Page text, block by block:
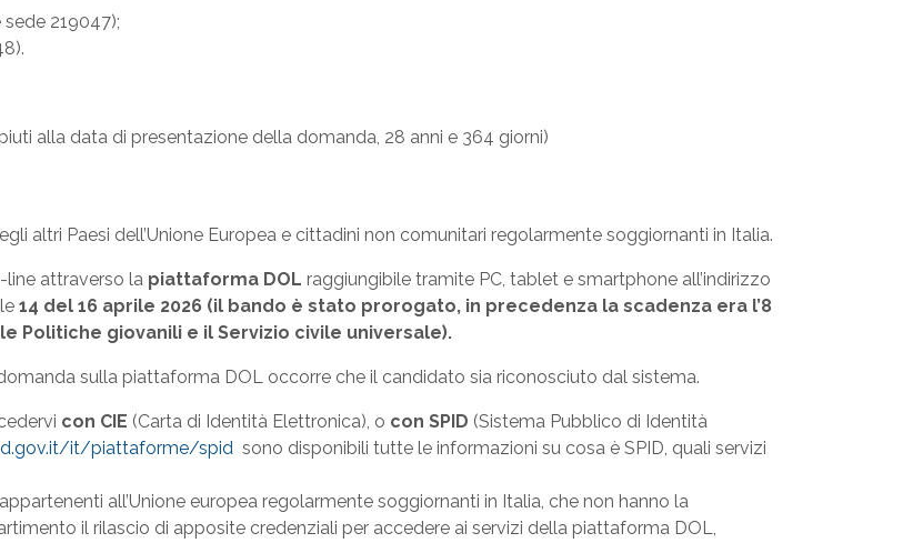
219047);
alla data di presentazione della domanda, 28 anni e 364 giorni)
altri Paesi dell’Unione Europea e cittadini non comunitari regolarmente soggiornanti in Italia.
line attraverso la piattaforma DOL raggiungibile tramite PC, tablet e smartphone all’indirizzo
14 del 16 aprile 2026 (il bando è stato prorogato, in precedenza la scadenza era l’8
Politiche giovanili e il Servizio civile universale).
sulla piattaforma DOL occorre che il candidato sia riconosciuto dal sistema.
con CIE (Carta di Identità Elettronica), o con SPID (Sistema Pubblico di Identità
it/piattaforme/spid sono disponibili tutte le informazioni su cosa è SPID, quali servizi
all’Unione europea regolarmente soggiornanti in Italia, che non hanno la
il rilascio di apposite credenziali per accedere ai servizi della piattaforma DOL,